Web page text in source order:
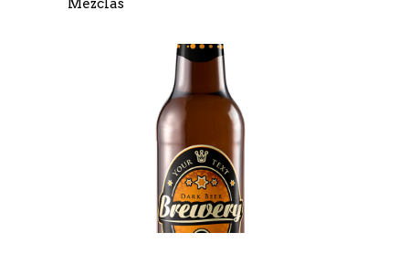
Mezclas